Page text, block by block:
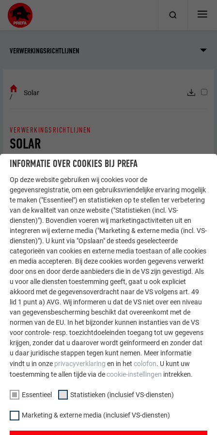
VERWERKINGSRICHTLIJNEN
Solar
SOLAR
VERWERKINGSRICHTLIJNEN
Solar-dakpan
Solarmodule PREFALZ
PREVARIO montagesysteem
voor zonnepanelen
TERUG VOLGENDE
Vacatures
vinden
Vragen & antwoorden
INFORMATIE OVER COOKIES BIJ PREFA
Op deze website gebruiken wij cookies voor de
gegevensregistratie, om een gebruiksvriendelijke ervaring mogelijk
te maken ("Essentieel") en statistieken op te stellen ter verbetering
van de kwaliteit van onze website ("Statistieken (incl. VS-
diensten)"). Bovendien voeren wij marketingactiviteiten uit en
integreren wij externe media ("Marketing & externe media (incl. VS-
diensten)"). U kunt via "Opslaan" de steeds geselecteerde
categorieën van cookies en externe media toestaan of alle cookies
en media accepteren. Bij deze cookies worden gegevens verwerkt
door ons en door derde aanbieders die in de VS zijn gevestigd. Als
u voor alle diensten toestemming geeft, gaat u ook expliciet
akkoord met de gegevensoverdracht naar de VS volgens art. 49
lid 1 punt a) AVG. Wij informeren u dat de VS niet over een niveau
van gegevensbescherming beschikt dat overeenkomt met de
normen van de EU. In het bijzonder kunnen instanties van de VS
voor controle- resp. toezichtdoeleinden toegang tot uw gegevens
krijgen, zonder dat u daarover wordt geïnformeerd en zonder dat
u daar juridische stappen tegen kunt nemen. Meer informatie
vindt u in onze privacyverklaring en in het colofon. U kunt uw
toestemming te allen tijde via decookie-instellingen intrekken.
Essentieel Statistieken (inclusief VS-diensten)
Marketing & externe media (inclusief VS-diensten)